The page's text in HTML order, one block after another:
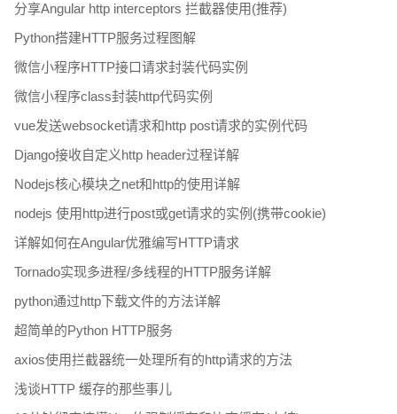
分享Angular http interceptors 拦截器使用(推荐)
Python搭建HTTP服务过程图解
微信小程序HTTP接口请求封装代码实例
微信小程序class封装http代码实例
vue发送websocket请求和http post请求的实例代码
Django接收自定义http header过程详解
Nodejs核心模块之net和http的使用详解
nodejs 使用http进行post或get请求的实例(携带cookie)
详解如何在Angular优雅编写HTTP请求
Tornado实现多进程/多线程的HTTP服务详解
python通过http下载文件的方法详解
超简单的Python HTTP服务
axios使用拦截器统一处理所有的http请求的方法
浅谈HTTP 缓存的那些事儿